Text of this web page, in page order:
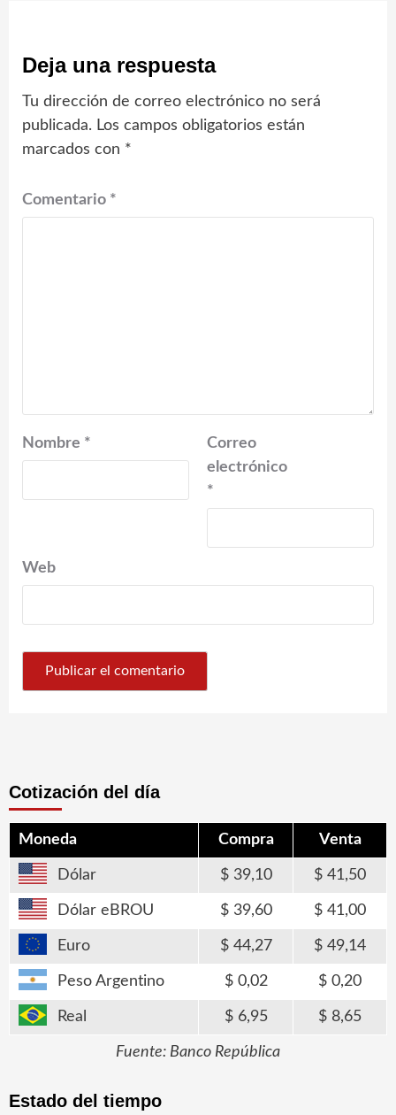
Deja una respuesta
Tu dirección de correo electrónico no será
publicada. Los campos obligatorios están
marcados con *
Comentario *
Nombre *
Correo
electrónico
*
Web
Cotización del día
Moneda Compra Venta
Dólar 39,10 41,50
Dólar eBROU 39,60 41,00
Euro 44,27 49,14
Peso Argentino 0,02 0,20
Real 6,95 8,65
Fuente: Banco República
Estado del tiempo